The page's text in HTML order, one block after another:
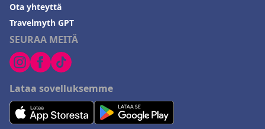
SEURAA MEITÄ
Lataa sovelluksemme
Ota yhteyttä
Travelmyth GPT